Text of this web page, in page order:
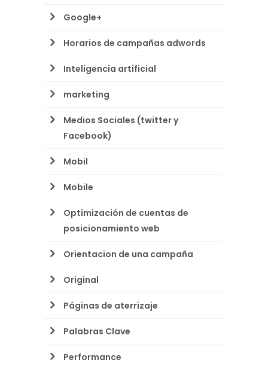
Google+
Horarios de campañas adwords
Inteligencia artificial
marketing
Medios Sociales (twitter y
Facebook)
Mobil
Mobile
Optimización de cuentas de
posicionamiento web
Orientacion de una campaña
Original
Páginas de aterrizaje
Palabras Clave
Performance